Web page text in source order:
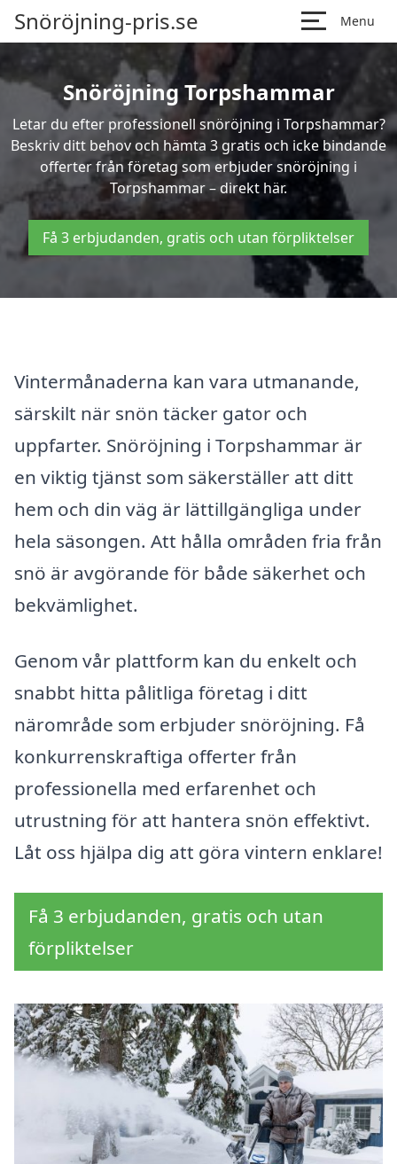
Snöröjning-pris.se Menu
Snöröjning Torpshammar
Letar du efter professionell snöröjning i Torpshammar?
Beskriv ditt behov och hämta 3 gratis och icke bindande
offerter från företag som erbjuder snöröjning i
Torpshammar – direkt här.
Få 3 erbjudanden, gratis och utan förpliktelser
Vintermånaderna kan vara utmanande,
särskilt när snön täcker gator och
uppfarter. Snöröjning i Torpshammar är
en viktig tjänst som säkerställer att ditt
hem och din väg är lättillgängliga under
hela säsongen. Att hålla områden fria från
snö är avgörande för både säkerhet och
bekvämlighet.
Genom vår plattform kan du enkelt och
snabbt hitta pålitliga företag i ditt
närområde som erbjuder snöröjning. Få
konkurrenskraftiga offerter från
professionella med erfarenhet och
utrustning för att hantera snön effektivt.
Låt oss hjälpa dig att göra vintern enklare!
Få 3 erbjudanden, gratis och utan
förpliktelser